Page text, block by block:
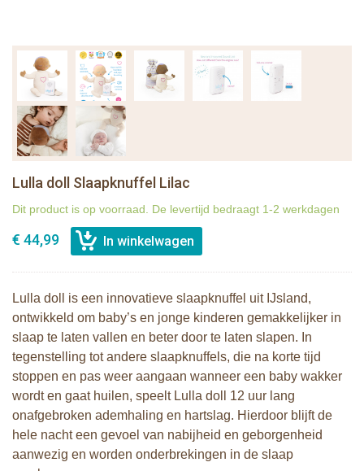
Lulla doll Slaapknuffel Lilac
Dit product is op voorraad. De levertijd bedraagt 1-2 werkdagen
€ 44,99
Lulla doll is een innovatieve slaapknuffel uit IJsland,
ontwikkeld om baby’s en jonge kinderen gemakkelijker in
slaap te laten vallen en beter door te laten slapen. In
tegenstelling tot andere slaapknuffels, die na korte tijd
stoppen en pas weer aangaan wanneer een baby wakker
wordt en gaat huilen, speelt Lulla doll 12 uur lang
onafgebroken ademhaling en hartslag. Hierdoor blijft de
hele nacht een gevoel van nabijheid en geborgenheid
aanwezig en worden onderbrekingen in de slaap